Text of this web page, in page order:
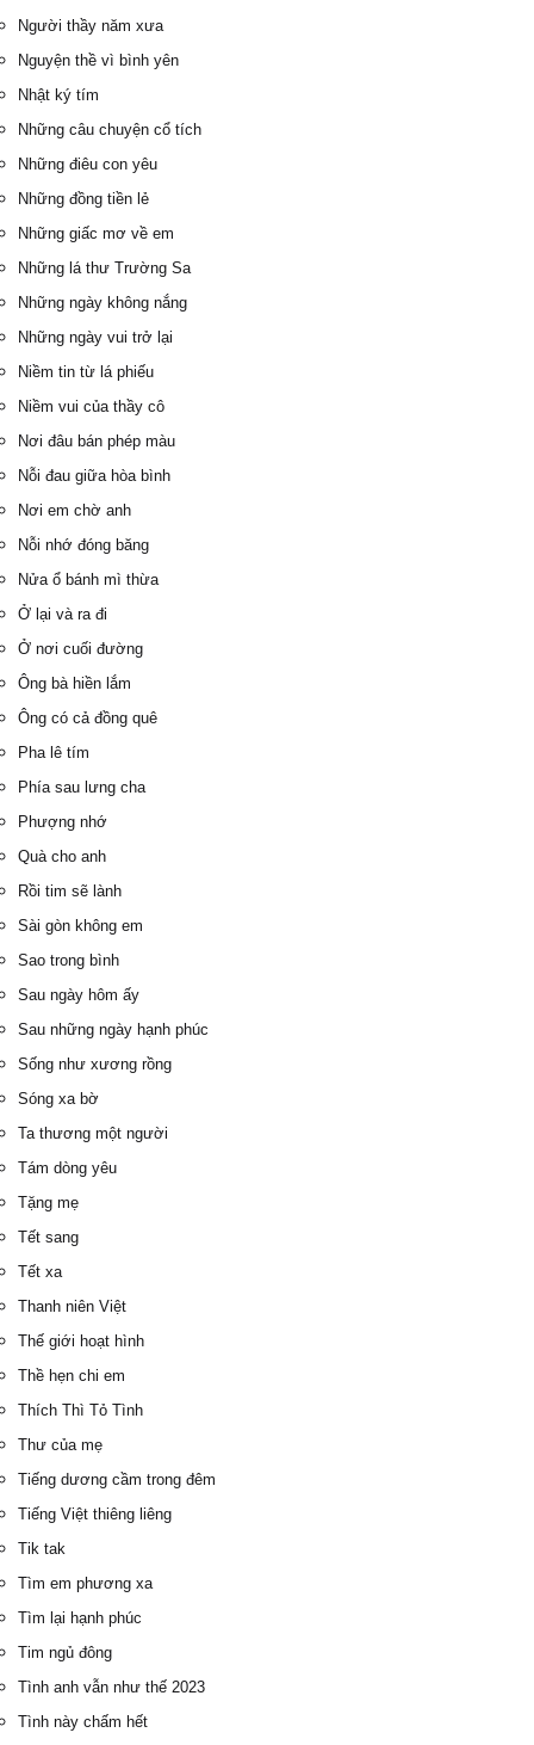
Người thầy năm xưa
Nguyện thề vì bình yên
Nhật ký tím
Những câu chuyện cổ tích
Những điêu con yêu
Những đồng tiền lẻ
Những giấc mơ về em
Những lá thư Trường Sa
Những ngày không nắng
Những ngày vui trở lại
Niềm tin từ lá phiếu
Niềm vui của thầy cô
Nơi đâu bán phép màu
Nỗi đau giữa hòa bình
Nơi em chờ anh
Nỗi nhớ đóng băng
Nửa ổ bánh mì thừa
Ở lại và ra đi
Ở nơi cuối đường
Ông bà hiền lắm
Ông có cả đồng quê
Pha lê tím
Phía sau lưng cha
Phượng nhớ
Quà cho anh
Rồi tim sẽ lành
Sài gòn không em
Sao trong bình
Sau ngày hôm ấy
Sau những ngày hạnh phúc
Sống như xương rồng
Sóng xa bờ
Ta thương một người
Tám dòng yêu
Tặng mẹ
Tết sang
Tết xa
Thanh niên Việt
Thế giới hoạt hình
Thề hẹn chi em
Thích Thì Tỏ Tình
Thư của mẹ
Tiếng dương cầm trong đêm
Tiếng Việt thiêng liêng
Tik tak
Tìm em phương xa
Tìm lại hạnh phúc
Tim ngủ đông
Tình anh vẫn như thế 2023
Tình này chấm hết